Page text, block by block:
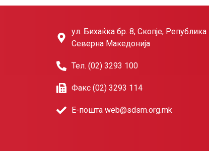
ул. Бихаќка бр. 8, Скопје, Република
Северна Македонија
Тел. (02) 3293 100
Факс (02) 3293 114
Е-пошта web@sdsm.org.mk